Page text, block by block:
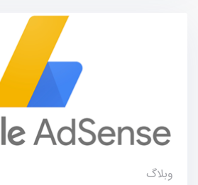
وبلاگ